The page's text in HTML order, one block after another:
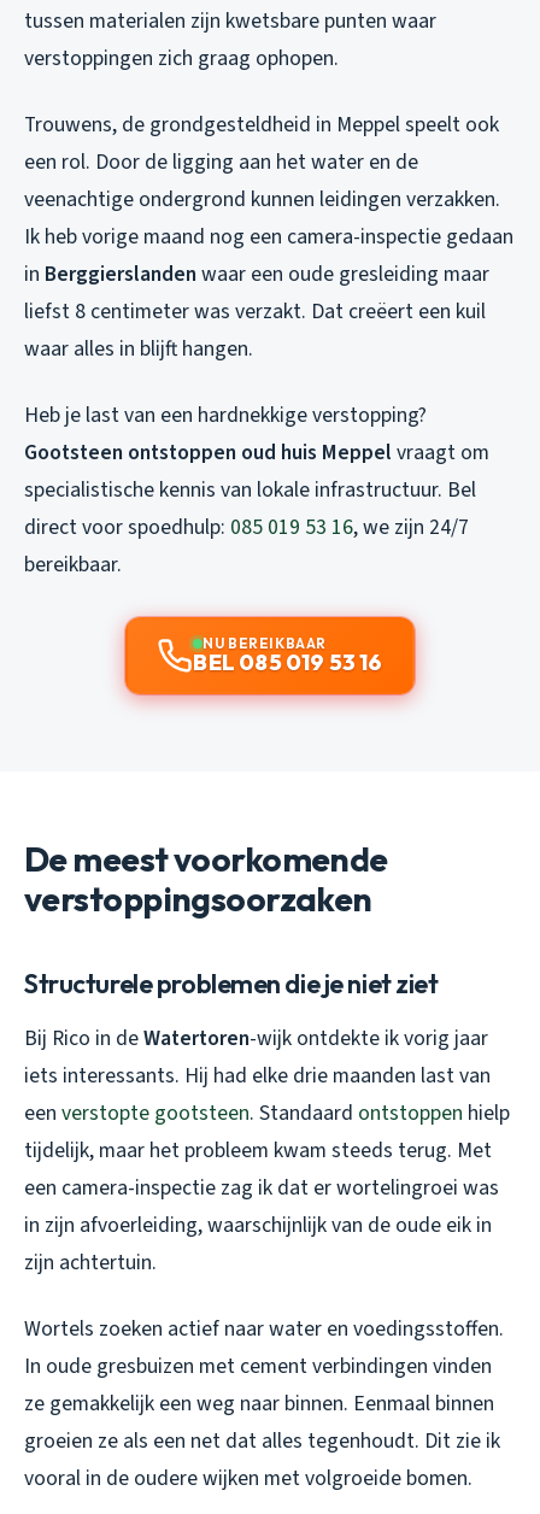
tussen materialen zijn kwetsbare punten waar
verstoppingen zich graag ophopen.
Trouwens, de grondgesteldheid in Meppel speelt ook
een rol. Door de ligging aan het water en de
veenachtige ondergrond kunnen leidingen verzakken.
Ik heb vorige maand nog een camera-inspectie gedaan
in Berggierslanden waar een oude gresleiding maar
liefst 8 centimeter was verzakt. Dat creëert een kuil
waar alles in blijft hangen.
Heb je last van een hardnekkige verstopping?
Gootsteen ontstoppen oud huis Meppel vraagt om
specialistische kennis van lokale infrastructuur. Bel
direct voor spoedhulp: 085 019 53 16, we zijn 24/7
bereikbaar.
NU BEREIKBAAR
BEL 085 019 53 16
De meest voorkomende
verstoppingsoorzaken
Structurele problemen die je niet ziet
Bij Rico in deWatertoren-wijk ontdekte ik vorig jaar
iets interessants. Hij had elke drie maanden last van
een verstopte gootsteen. Standaard ontstoppen hielp
tijdelijk, maar het probleem kwam steeds terug. Met
een camera-inspectie zag ik dat er wortelingroei was
in zijn afvoerleiding, waarschijnlijk van de oude eik in
zijn achtertuin.
Wortels zoeken actief naar water en voedingsstoffen.
In oude gresbuizen met cement verbindingen vinden
ze gemakkelijk een weg naar binnen. Eenmaal binnen
groeien ze als een net dat alles tegenhoudt. Dit zie ik
vooral in de oudere wijken met volgroeide bomen.